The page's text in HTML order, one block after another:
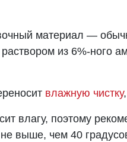
материал —
из 6%-ного
влажную чистку
влагу, поэтому
выше, чем 40